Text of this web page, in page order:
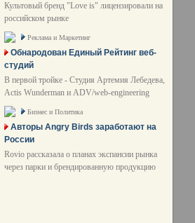
Культовый бренд "Love is" лицензировали на
российском рынке
Реклама и Маркетинг
Обнародован Единый Рейтинг веб-
студий
В первой тройке - Студия Артемия Лебедева,
Actis Wunderman и ADV/web-engineering
Бизнес и Политика
Авторы Angry Birds заработают на
России
Rovio рассказала о планах экспансии рынка
через парки и брендированную продукцию